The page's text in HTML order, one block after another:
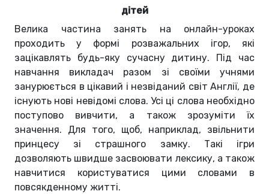
дітей
Велика частина занять на онлайн-уроках
проходить у формі розважальних ігор, які
зацікавлять будь-яку сучасну дитину. Під час
навчання викладач разом зі своїми учнями
занурюється в цікавий і незвіданий світ Англії, де
існують нові невідомі слова. Усі ці слова необхідно
поступово вивчити, а також зрозуміти їх
значення. Для того, щоб, наприклад, звільнити
принцесу зі страшного замку. Такі ігри
дозволяють швидше засвоювати лексику, а також
навчитися користуватися цими словами в
повсякденному житті.